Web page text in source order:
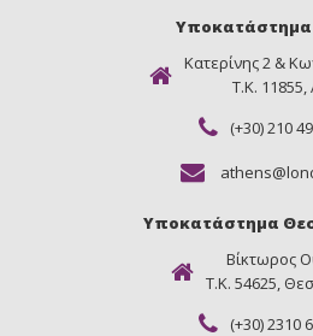
Υποκατάστημα
Κατερίνης 2 &
Τ.Κ.
(+30) 210
Υποκατάστημα
Βίκτωρος
Τ.Κ. 54625,
(+30) 2310